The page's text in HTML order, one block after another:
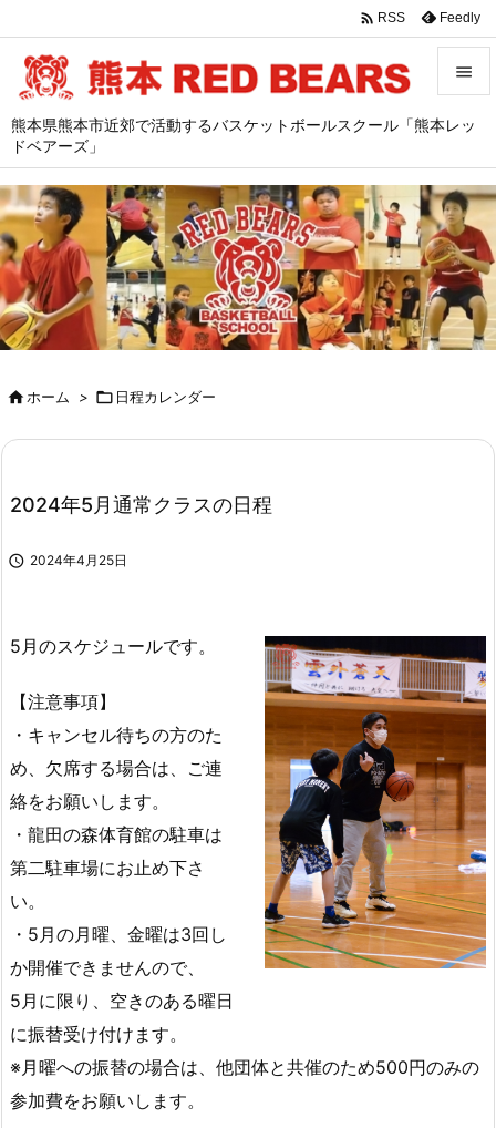
熊本県熊本市近郊で活動するバスケットボールスクール「熊本レッ
ドベアーズ」



サイド

前へ

次へ

 RSS Feedly
ホーム >  日程カレンダー
2024年5月通常クラスの日程
 2024年4月25日
5月のスケジュールです。
【注意事項】
・キャンセル待ちの方のた
め、欠席する場合は、ご連
絡をお願いします。
・龍田の森体育館の駐車は
第二駐車場にお止め下さ
い。
・5月の月曜、金曜は3回し
か開催できませんので、
5月に限り、空きのある曜日
に振替受け付けます。
※月曜への振替の場合は、他団体と共催のため500円のみの
参加費をお願いします。